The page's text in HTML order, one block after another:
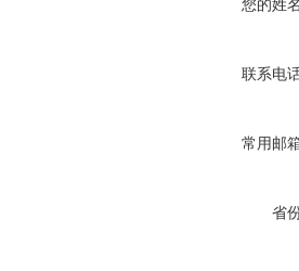
您的姓
联系电
常用邮
省